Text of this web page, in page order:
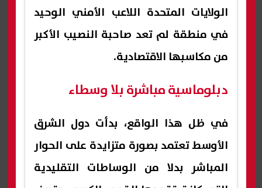
الولايات المتحدة اللاعب الأمني الوحيد
في منطقة لم تعد صاحبة النصيب الأكبر
من مكاسبها الاقتصادية.
دبلوماسية مباشرة بلا وسطاء
في ظل هذا الواقع، بدأت دول الشرق
الأوسط تعتمد بصورة متزايدة على الحوار
المباشر بدلا من الوساطات التقليدية